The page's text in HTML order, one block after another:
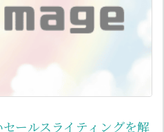
ールスライティングを解